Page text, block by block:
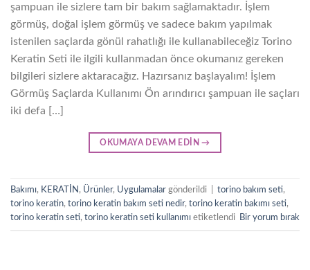
şampuan ile sizlere tam bir bakım sağlamaktadır. İşlem
görmüş, doğal işlem görmüş ve sadece bakım yapılmak
istenilen saçlarda gönül rahatlığı ile kullanabileceğiz Torino
Keratin Seti ile ilgili kullanmadan önce okumanız gereken
bilgileri sizlere aktaracağız. Hazırsanız başlayalım! İşlem
Görmüş Saçlarda Kullanımı Ön arındırıcı şampuan ile saçları
iki defa […]
OKUMAYA DEVAM EDIN→
Bakımı, KERATİN , Ürünler, Uygulamalar gönderildi torino bakım seti,
torino keratin, torino keratin bakım seti nedir, torino keratin bakımı seti,
torino keratin seti, torino keratin seti kullanımı etiketlendi Bir yorum bırak